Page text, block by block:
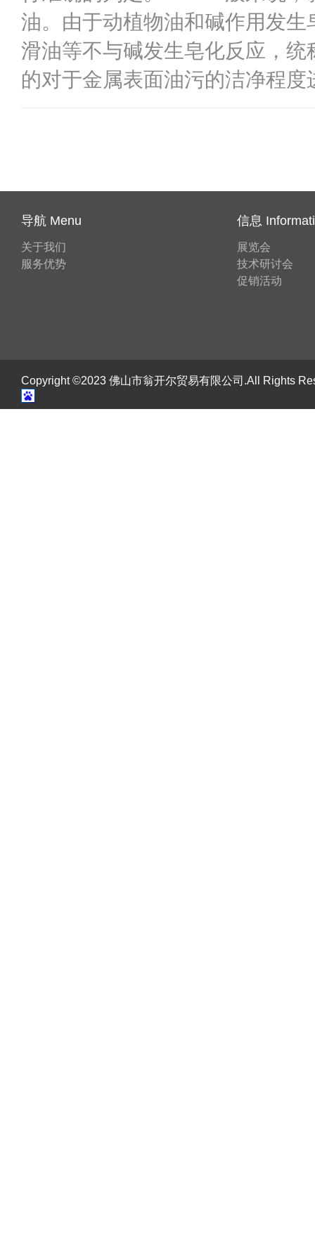
油。由于动植物油和碱作用发
滑油等不与碱发生皂化反应，
的对于金属表面油污的洁净程度
导航 Menu
关于我们
服务优势
信息
展览会
技术研讨会
促销活动
Copyright ©2023 佛山市翁开尔贸易有限公司.All Rights